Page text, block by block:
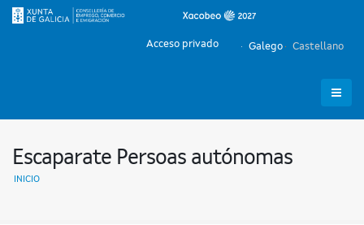
Galego Castellano
Acceso privado
Escaparate Persoas autónomas
INICIO